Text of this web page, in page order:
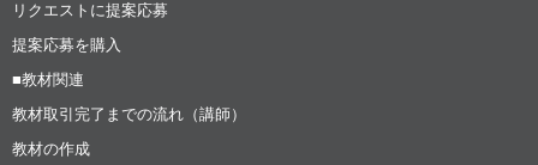
リクエストに提案応募
提案応募を購入
■教材関連
教材取引完了までの流れ（講師）
教材の作成